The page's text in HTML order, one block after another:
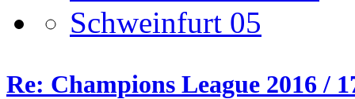
Re: Champions League 2016 /